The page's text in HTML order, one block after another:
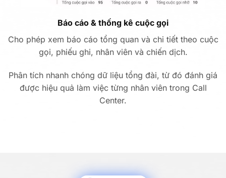
Báo cáo & thống kê cuộc gọi
Cho phép xem báo cáo tổng quan và chi tiết theo cuộc
gọi, phiếu ghi, nhân viên và chiến dịch.
Phân tích nhanh chóng dữ liệu tổng đài, từ đó đánh giá
được hiệu quả làm việc từng nhân viên trong Call
Center.